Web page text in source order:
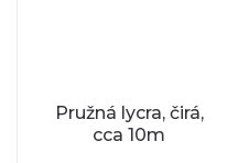
Pružná lycra, čirá,
cca 10m